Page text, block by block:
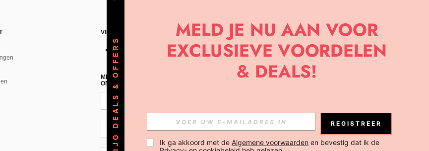
VIND ONS
MELD JE A AN VOOR ONZE NIEUWSBRIEF OM DE LAATSTE NIEUWE TRENDS EN KORTINGEN TE
ONTVANGEN!(AFMELDEN IS MOGELIJK ELK MOMENT).
NL + 31
KRIJG DEALS & OFFERS REGISTREER
Ik ga akkoord met de Algemene voorwaarden en bevestig dat ik de